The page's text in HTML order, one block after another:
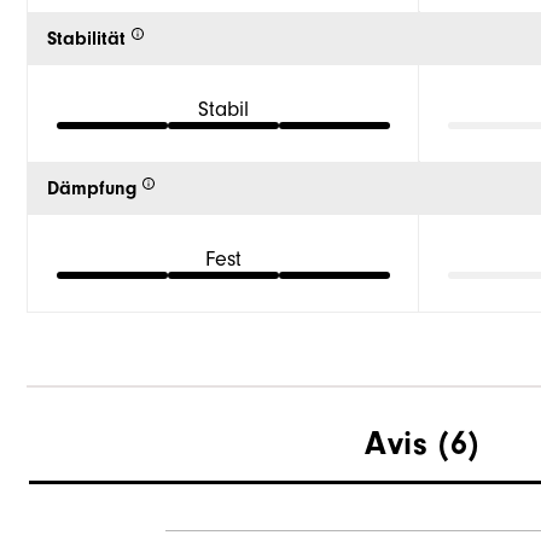
Stabilität
Stabil
Dämpfung
Fest
Avis (6)